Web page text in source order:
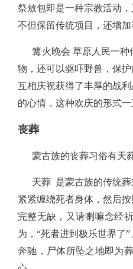
祭敖包即是一种宗教活动
不但保留传统项目，还增
篝火晚会 草原人民一种
物，还可以驱吓野兽，保
互相庆祝获得了丰厚的战
的心情，这种欢庆的形式
丧葬
蒙古族的丧葬习俗有天
天葬 是蒙古族的传统葬
紧紧缠绕死者身体，然后
完整无缺，又请喇嘛念经
为，“死者进到极乐世界了
奔驰，尸体所坠之地即为